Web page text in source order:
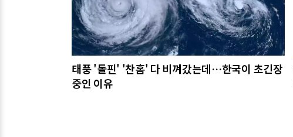
태풍 '돌핀' '찬홈' 다 비껴갔는데…한국이 초긴장
중인 이유